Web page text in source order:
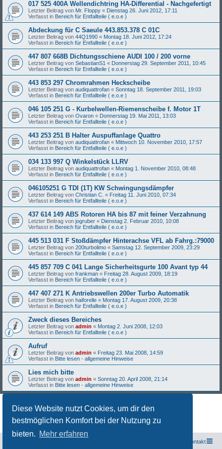
Diese Website nutzt Cookies, um dir den
bestmöglichen Komfort bei der Nutzung zu
bieten. Mehr erfahren
017 525 400A Wellendichtring HA-Differential - Nachgefertigt
Letzter Beitrag von Mr. Floppy « Dienstag 26. Juni 2012, 17:11
Verfasst in Bereich für Entfallteile ( e.o.e )
Abdeckung für C Saeule 443.853.378 C 01C
Letzter Beitrag von 44Q1990 « Montag 18. Juni 2012, 17:24
Verfasst in Bereich für Entfallteile ( e.o.e )
447 807 668B Dichtungsschiene AUDI 100 / 200 vorne
Letzter Beitrag von SebastianS1 « Donnerstag 29. September 2011, 10:45
Verfasst in Bereich für Entfallteile ( e.o.e )
443 853 297 Chromrahmen Heckscheibe
Letzter Beitrag von audiquattrofan « Sonntag 18. September 2011, 19:03
Verfasst in Bereich für Entfallteile ( e.o.e )
046 105 251 G - Kurbelwellen-Riemenscheibe f. Motor 1T
Letzter Beitrag von Ovaron « Donnerstag 19. Mai 2011, 13:03
Verfasst in Bereich für Entfallteile ( e.o.e )
443 253 251 B Halter Auspuffanlage Quattro
Letzter Beitrag von audiquattrofan « Mittwoch 10. November 2010, 17:57
Verfasst in Bereich für Entfallteile ( e.o.e )
034 133 997 Q Winkelstück LLRV
Letzter Beitrag von audiquattrofan « Montag 1. November 2010, 08:48
Verfasst in Bereich für Entfallteile ( e.o.e )
046105251 G TDI (1T) KW Schwingungsdämpfer
Letzter Beitrag von Christian C. « Freitag 11. Juni 2010, 07:34
Verfasst in Bereich für Entfallteile ( e.o.e )
437 614 149 ABS Rotoren HA bis 87 mit feiner Verzahnung
Letzter Beitrag von jogruber « Dienstag 2. Februar 2010, 10:08
Verfasst in Bereich für Entfallteile ( e.o.e )
445 513 031 F Stoßdämpfer Hinterachse VFL ab Fahrg.:79000
Letzter Beitrag von 200turbolimo « Samstag 12. September 2009, 23:29
Verfasst in Bereich für Entfallteile ( e.o.e )
445 857 709 C 041 Lange Sicherheitsgurte 100 Avant typ 44
Letzter Beitrag von frankman « Freitag 28. August 2009, 18:19
Verfasst in Bereich für Entfallteile ( e.o.e )
447 407 271 K Antriebswellen 200er Turbo Automatik
Letzter Beitrag von haiforelle « Montag 17. August 2009, 20:38
Verfasst in Bereich für Entfallteile ( e.o.e )
Zweck dieses Bereiches
Letzter Beitrag von admin « Montag 2. Juni 2008, 12:03
Verfasst in Bereich für Entfallteile ( e.o.e )
Aufruf
Letzter Beitrag von admin « Freitag 23. Mai 2008, 14:59
Verfasst in Bitte lesen - allgemeine Hinweise
Lies mich bitte
Letzter Beitrag von admin « Sonntag 20. April 2008, 21:14
Verfasst in Bitte lesen - allgemeine Hinweise
Die Suche ergab 27 Treffer • Seite1von
Kontakt